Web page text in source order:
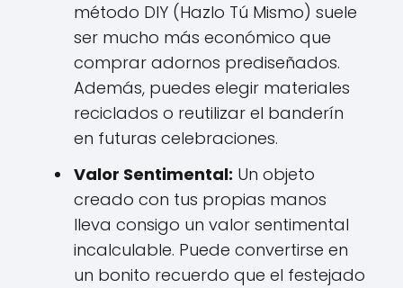
método DIY (Hazlo Tú Mismo) suele
ser mucho más económico que
comprar adornos prediseñados.
Además, puedes elegir materiales
reciclados o reutilizar el banderín
en futuras celebraciones.
Valor Sentimental: Un objeto
creado con tus propias manos
lleva consigo un valor sentimental
incalculable. Puede convertirse en
un bonito recuerdo que el festejado